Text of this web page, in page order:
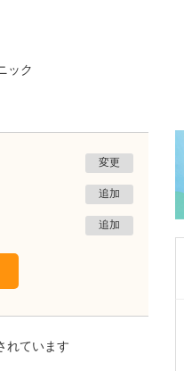
ック
変更
追加
追加
れています
ク